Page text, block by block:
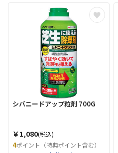
シバニードアップ粒剤 700G
￥1,080(税込)
4ポイント（特典ポイント含む）